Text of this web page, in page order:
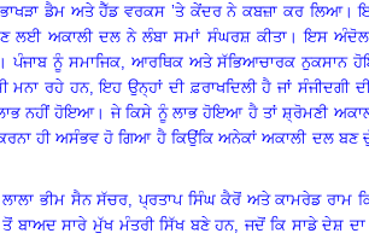
ਭਾਖੜਾ ਡੈਮ ਅਤੇ ਹੈੱਡ ਵਰਕਸ ’ਤੇ ਕੇਂਦਰ ਨੇ ਕਬਜ਼ਾ ਕਰ ਲਿਆ।
ਲਈ ਅਕਾਲੀ ਦਲ ਨੇ ਲੰਬਾ ਸਮਾਂ ਸੰਘਰਸ਼ ਕੀਤਾ।ਇਸ
।ਪੰਜਾਬ ਨੂੰ ਸਮਾਜਿਕ, ਆਰਥਿਕ ਅਤੇ ਸੱਭਿਆਚਾਰਕ ਨੁਕਸਾਨ
ਮਨਾ ਰਹੇ ਹਨ,ਇਹ ਉਨ੍ਹਾਂ ਦੀ ਫ਼ਰਾਖਦਿਲੀ ਹੈ ਜਾਂ ਸੰਜੀਦਗੀ
ਨਹੀਂ ਹੋਇਆ। ਜੇ ਕਿਸੇ ਨੂੰ ਲਾਭ ਹੋਇਆ ਹੈ ਤਾਂ ਸ਼੍ਰੋਮਣੀ
ਹੀ ਅਸੰਭਵ ਹੋ ਗਿਆ ਹੈ ਕਿਉਂਕਿ ਅਨੇਕਾਂ ਅਕਾਲੀ ਦਲ ਬਣ
ਲਾਲਾ ਭੀਮ ਸੈਨ ਸੱਚਰ, ਪ੍ਰਤਾਪ ਸਿੰਘ ਕੈਰੋਂ ਅਤੇ ਕਾਮਰੇਡ ਰਾਮ
ਤੋਂ ਬਾਅਦ ਸਾਰੇ ਮੁੱਖ ਮੰਤਰੀ ਸਿੱਖ ਬਣੇ ਹਨ, ਜਦੋਂ ਕਿ ਸਾਡੇ ਦੇਸ਼ ਦਾ